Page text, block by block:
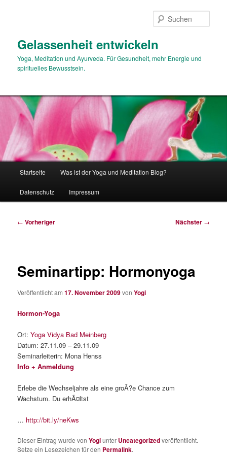
Gelassenheit entwickeln
Yoga, Meditation und Ayurveda. Für Gesundheit, mehr Energie und
spirituelles Bewusstsein.
Startseite Was ist der Yoga und Meditation Blog?
Datenschutz Impressum
Beitragsnavigation
← Vorheriger Nächster →
Seminartipp: Hormonyoga
Veröffentlicht am17. November 2009vonYogi
Hormon-Yoga
Ort:Yoga Vidya Bad Meinberg
Datum: 27.11.09 – 29.11.09
Seminarleiterin: Mona Henss
Info + Anmeldung
Erlebe die Wechseljahre als eine groÃ?e Chance zum
Wachstum. Du erhÃ¤ltst
… http://bit.ly/neKws
Dieser Eintrag wurde vonYogiunter Uncategorizedveröffentlicht.
Setze ein Lesezeichen für den Permalink.